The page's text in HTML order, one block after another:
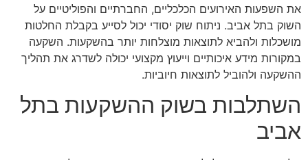
את השפעות האירועים הכלכליים, החברתיים והפוליטיים על
השוק בתל אביב. ניתוח שוק יסודי יכול לסייע בקבלת החלטות
מושכלות ולהביא לתוצאות מוצלחות יותר בהשקעות. השקעה
במקורות מידע איכותיים וייעוץ מקצועי יכולה לשדרג את תהליך
ההשקעה ולהוביל לתוצאות חיוביות.
השתלבות בשוק ההשקעות בתל
אביב